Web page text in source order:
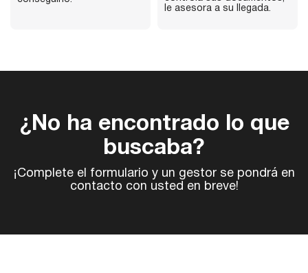
le asesora a su llegada.
¿No ha encontrado lo que
buscaba?
¡Complete el formulario y un gestor se pondrá en
contacto con usted en breve!